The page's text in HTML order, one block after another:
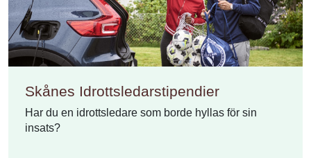
Skånes Idrottsledarstipendier
Har du en idrottsledare som borde hyllas för sin
insats?